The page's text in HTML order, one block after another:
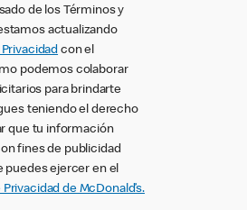
de los Términos y
actualizando
con el
podemos colaborar
para brindarte
teniendo el derecho
que tu información
fines de publicidad
puedes ejercer en el
de McDonald’s.